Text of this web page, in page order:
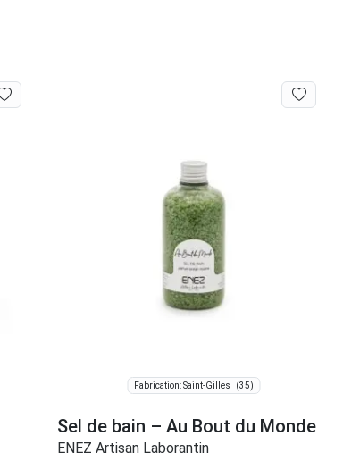
Fabrication: Saint-Gilles (35)
Sel de bain – Au Bout du Monde
ENEZ Artisan Laborantin